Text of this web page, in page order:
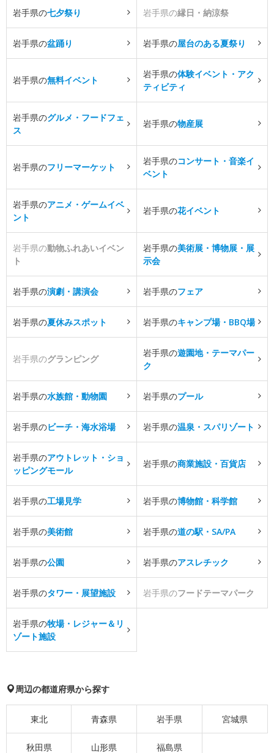
岩手県の七夕祭り 岩手県の縁日・納涼祭
岩手県の盆踊り 岩手県の屋台のある夏祭り
岩手県の無料イベント
岩手県の体験イベント・アク
ティビティ
岩手県のグルメ・フードフェ
ス
岩手県の物産展
岩手県のフリーマーケット
岩手県のコンサート・音楽イ
ベント
岩手県のアニメ・ゲームイベ
ント
岩手県の花イベント
岩手県の動物ふれあいイベン
ト
岩手県の美術展・博物展・展
示会
岩手県の演劇・講演会 岩手県のフェア
岩手県の夏休みスポット 岩手県のキャンプ場・BBQ場
岩手県のグランピング
岩手県の遊園地・テーマパー
ク
岩手県の水族館・動物園 岩手県のプール
岩手県のビーチ・海水浴場 岩手県の温泉・スパリゾート
岩手県のアウトレット・ショ
ッピングモール
岩手県の商業施設・百貨店
岩手県の工場見学 岩手県の博物館・科学館
岩手県の美術館 岩手県の道の駅・SA/PA
岩手県の公園 岩手県のアスレチック
岩手県のタワー・展望施設 岩手県のフードテーマパーク
岩手県の牧場・レジャー＆リ
ゾート施設
周辺の都道府県から探す
東北 青森県 岩手県 宮城県
秋田県 山形県 福島県